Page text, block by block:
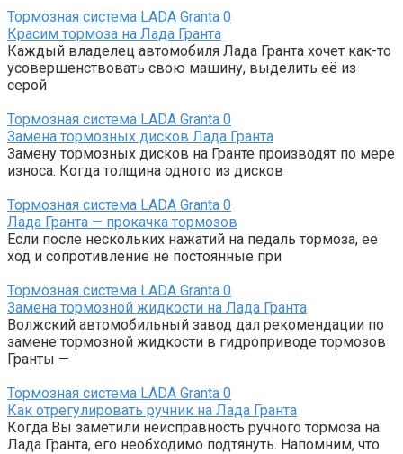
Тормозная система LADA Granta 0
Красим тормоза на Лада Гранта
Каждый владелец автомобиля Лада Гранта хочет как-то
усовершенствовать свою машину, выделить её из
серой
Тормозная система LADA Granta 0
Замена тормозных дисков Лада Гранта
Замену тормозных дисков на Гранте производят по мере
износа. Когда толщина одного из дисков
Тормозная система LADA Granta 0
Лада Гранта — прокачка тормозов
Если после нескольких нажатий на педаль тормоза, ее
ход и сопротивление не постоянные при
Тормозная система LADA Granta 0
Замена тормозной жидкости на Лада Гранта
Волжский автомобильный завод дал рекомендации по
замене тормозной жидкости в гидроприводе тормозов
Гранты —
Тормозная система LADA Granta 0
Как отрегулировать ручник на Лада Гранта
Когда Вы заметили неисправность ручного тормоза на
Лада Гранта, его необходимо подтянуть. Напомним, что